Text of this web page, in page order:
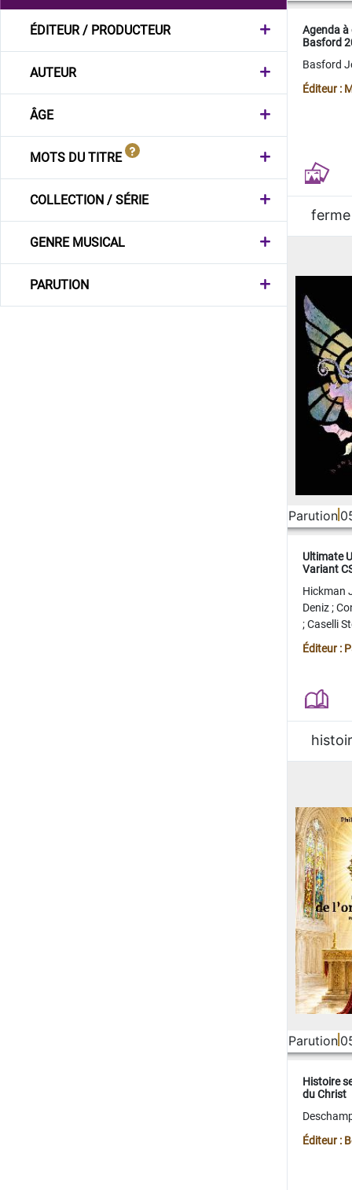
ÉDITEUR / PRODUCTEUR
AUTEUR
ÂGE
MOTS DU TITRE
COLLECTION / SÉRIE
GENRE MUSICAL
PARUTION
Agenda
Basford
Basford
Éditeur :
ferme
Parution
Ultimate
Variant
Hickman
Deniz;
;Caselli
Juan
Éditeur :
Parution
Histoire
du Christ
Éditeur :